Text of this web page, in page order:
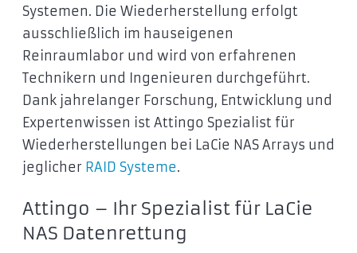
Systemen. Die Wiederherstellung erfolgt
ausschließlich im hauseigenen
Reinraumlabor und wird von erfahrenen
Technikern und Ingenieuren durchgeführt.
Dank jahrelanger Forschung, Entwicklung und
Expertenwissen ist Attingo Spezialist für
Wiederherstellungen bei LaCie NAS Arrays und
jeglicher RAID Systeme.
Attingo – Ihr Spezialist für LaCie
NAS Datenrettung